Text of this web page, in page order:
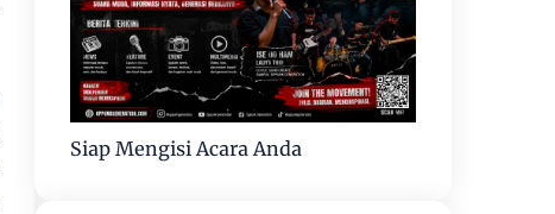
Siap Mengisi Acara Anda